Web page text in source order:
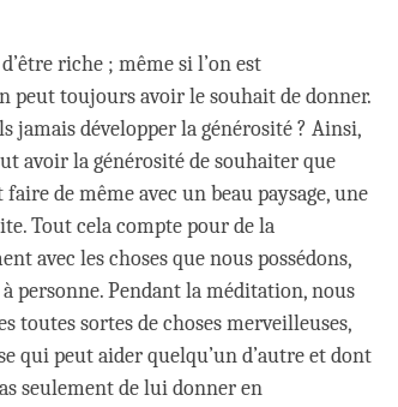
riche ; même si l’on est
peut toujours avoir le souhait de donner.
développer la générosité ? Ainsi,
avoir la générosité de souhaiter que
de même avec un beau paysage, une
Tout cela compte pour de la
avec les choses que nous possédons,
personne. Pendant la méditation, nous
toutes sortes de choses merveilleuses,
qui peut aider quelqu’un d’autre et dont
seulement de lui donner en